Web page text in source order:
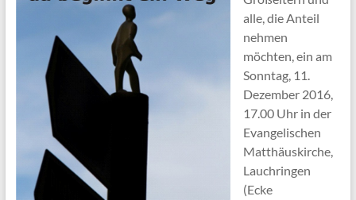
alle, die Anteil
nehmen
möchten, ein am
Sonntag, 11.
Dezember 2016,
17.00 Uhr in der
Evangelischen
Matthäuskirche,
Lauchringen
(Ecke